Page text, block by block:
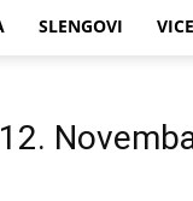
SLENGOVI